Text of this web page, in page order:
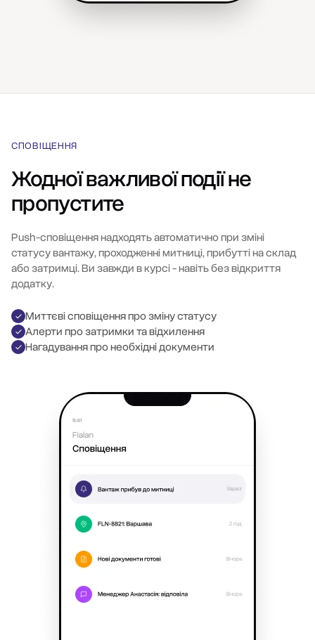
СПОВІЩЕННЯ
Жодної важливої події не
пропустите
Push-сповіщення надходять автоматично при зміні
статусу вантажу, проходженні митниці, прибутті на склад
або затримці. Ви завжди в курсі - навіть без відкриття
додатку.
Миттєві сповіщення про зміну статусу
Алерти про затримки та відхилення
Нагадування про необхідні документи